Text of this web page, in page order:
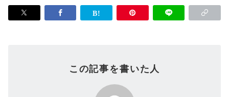
この記事を書いた人